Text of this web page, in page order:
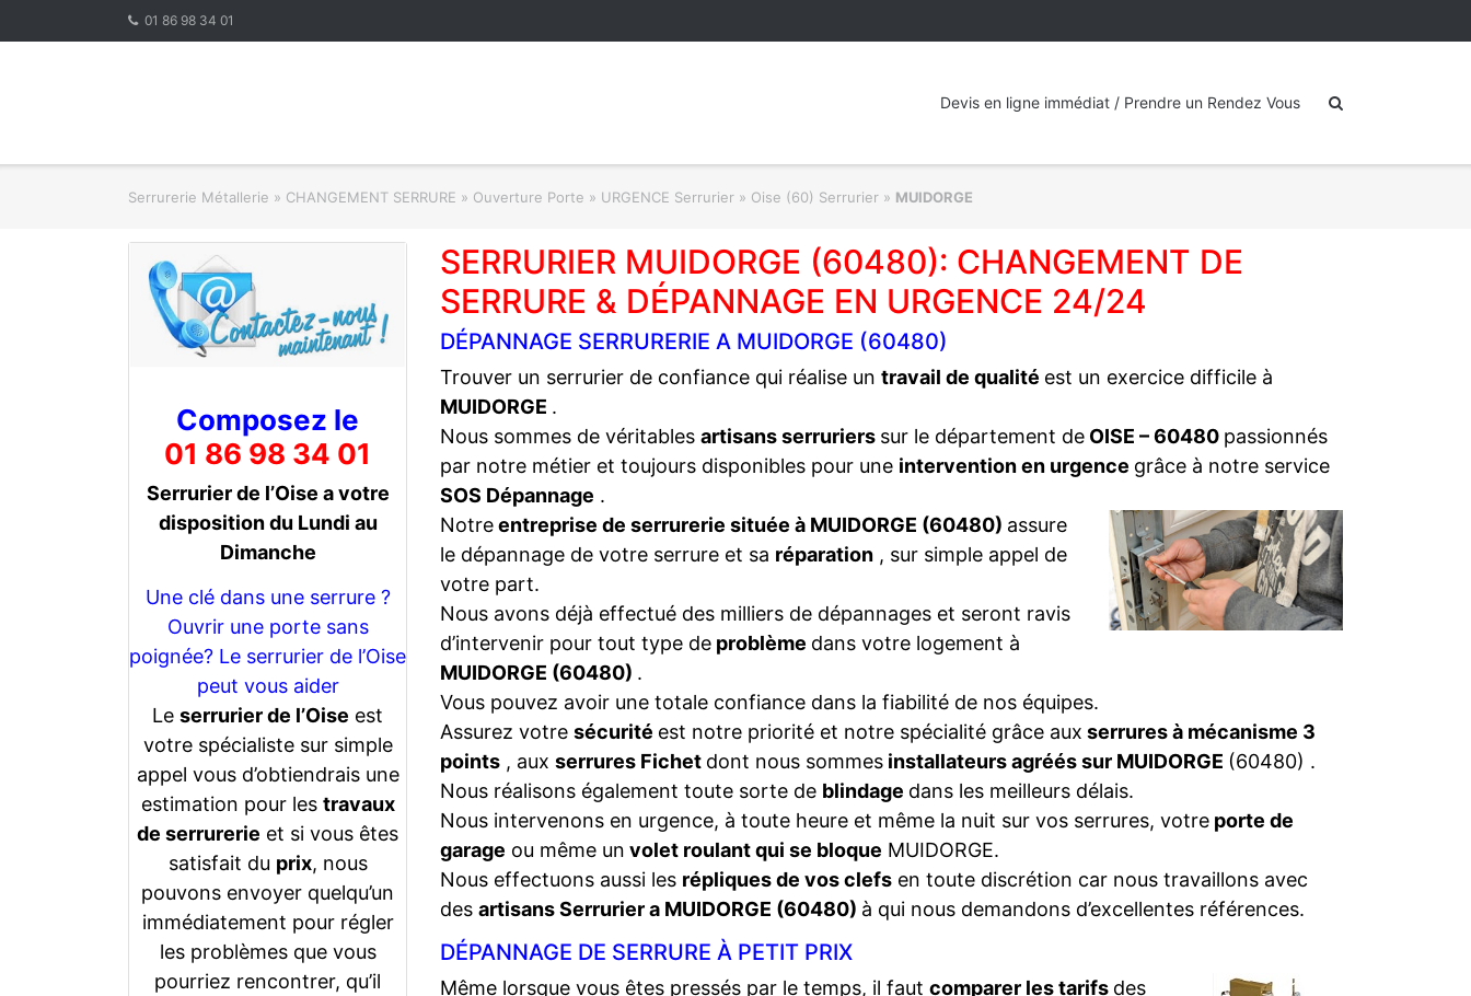
01 86 98 34 01
Devis en ligne immédiat / Prendre un Rendez Vous
Serrurerie Métallerie » CHANGEMENT SERRURE » Ouverture Porte » URGENCE Serrurier » Oise (60) Serrurier » MUIDORGE
Composez le
01 86 98 34 01
Serrurier de l’Oise a votre
disposition du Lundi au
Dimanche
Une clé dans une serrure ?
Ouvrir une porte sans
poignée? Le serrurier de l’Oise
peut vous aider
Le serrurier de l’Oise est
votre spécialiste sur simple
appel vous d’obtiendrais une
estimation pour les travaux
de serrurerie et si vous êtes
satisfait du prix, nous
pouvons envoyer quelqu’un
immédiatement pour régler
les problèmes que vous
pourriez rencontrer, qu’il
SERRURIER MUIDORGE (60480): CHANGEMENT DE
SERRURE & DÉPANNAGE EN URGENCE 24/24
DÉPANNAGE SERRURERIE A MUIDORGE (60480)
Trouver un serrurier de confiance qui réalise un travail de qualité est un exercice difficile à
MUIDORGE .
Nous sommes de véritables artisans serruriers sur le département de OISE – 60480 passionnés
par notre métier et toujours disponibles pour une intervention en urgence grâce à notre service
SOS Dépannage .
Notreentreprise de serrurerie située à MUIDORGE (60480) assure
le dépannage de votre serrure et sa réparation , sur simple appel de
votre part.
Nous avons déjà effectué des milliers de dépannages et seront ravis
d’intervenir pour tout type de problème dans votre logement à
MUIDORGE (60480) .
Vous pouvez avoir une totale confiance dans la fiabilité de nos équipes.
Assurez votre sécurité est notre priorité et notre spécialité grâce aux serrures à mécanisme 3
points , aux serrures Fichet dont nous sommes installateurs agréés sur MUIDORGE (60480) .
Nous réalisons également toute sorte de blindage dans les meilleurs délais.
Nous intervenons en urgence, à toute heure et même la nuit sur vos serrures, votre porte de
garage ou même un volet roulant qui se bloque MUIDORGE.
Nous effectuons aussi les répliques de vos clefs en toute discrétion car nous travaillons avec
des artisans Serrurier a MUIDORGE (60480) à qui nous demandons d’excellentes références.
DÉPANNAGE DE SERRURE À PETIT PRIX
Même lorsque vous êtes pressés par le temps, il faut comparer les tarifs des